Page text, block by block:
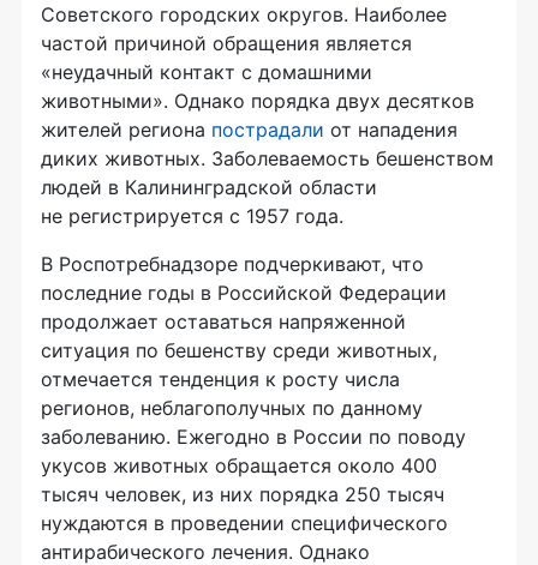
Советского городских округов. Наиболее
частой причиной обращения является
«неудачный контакт с домашними
животными». Однако порядка двух десятков
жителей региона пострадали от нападения
диких животных. Заболеваемость бешенством
людей в Калининградской области
не регистрируется с 1957 года.
В Роспотребнадзоре подчеркивают, что
последние годы в Российской Федерации
продолжает оставаться напряженной
ситуация по бешенству среди животных,
отмечается тенденция к росту числа
регионов, неблагополучных по данному
заболеванию. Ежегодно в России по поводу
укусов животных обращается около 400
тысяч человек, из них порядка 250 тысяч
нуждаются в проведении специфического
антирабического лечения. Однако